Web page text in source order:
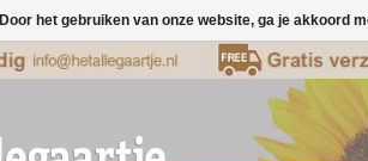
Door het gebruiken van onze website, ga je akkoord